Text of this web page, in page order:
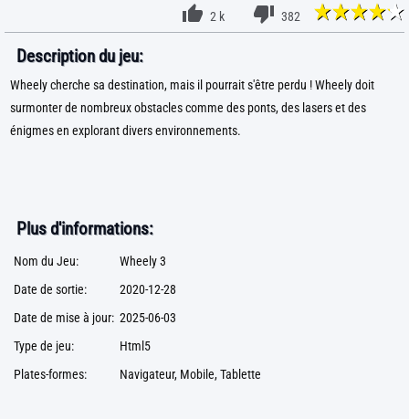
2 k 382
Description du jeu:
Wheely cherche sa destination, mais il pourrait s'être perdu ! Wheely doit
surmonter de nombreux obstacles comme des ponts, des lasers et des
énigmes en explorant divers environnements.
Plus d'informations:
Nom du Jeu:
Wheely 3
Date de sortie:
2020-12-28
Date de mise à jour: 2025-06-03
Type de jeu:
Html5
Plates-formes:
Navigateur, Mobile, Tablette